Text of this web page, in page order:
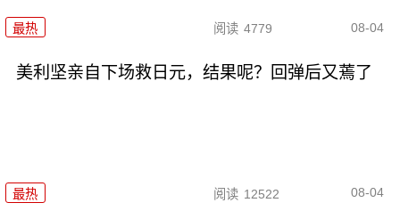
最热 阅读 4779 08-04
美利坚亲自下场救日元，结果呢？回弹后又蔫了
最热 阅读 12522 08-04